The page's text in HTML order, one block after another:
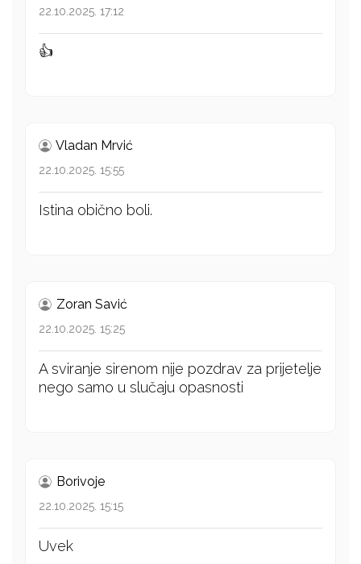
22.10.2025. 17:12
👍
Vladan Mrvić
22.10.2025. 15:55
Istina obično boli.
Zoran Savić
22.10.2025. 15:25
A sviranje sirenom nije pozdrav za prijetelje
nego samo u slučaju opasnosti
Borivoje
22.10.2025. 15:15
Uvek